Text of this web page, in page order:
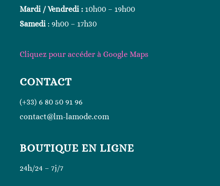
Mardi / Vendredi : 10h00 – 19h00
Samedi : 9h00 – 17h30
Cliquez pour accéder à Google Maps
CONTACT
(+33) 6 80 50 91 96
contact@lm-lamode.com
BOUTIQUE EN LIGNE
24h/24 – 7j/7